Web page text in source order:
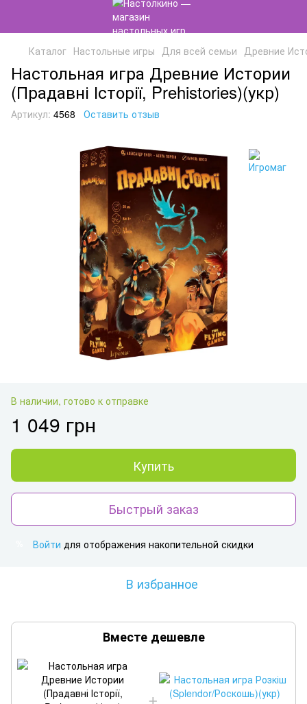
Каталог Настольные игры Для всей семьи Древние
Настольная игра Древние Истории
(Прадавні Історії, Prehistories)(укр)
Артикул: 4568 Оставить отзыв
В наличии, готово к отправке
1 049 грн
Купить
Быстрый заказ
Войти для отображения накопительной скидки
В избранное
Вместе дешевле